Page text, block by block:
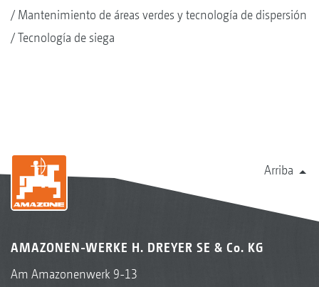
Mantenimiento de áreas verdes y tecnología de dispersión
Tecnología de siega
Arriba
AMAZONEN-WERKE H. DREYER SE & Co. KG
Am Amazonenwerk 9-13